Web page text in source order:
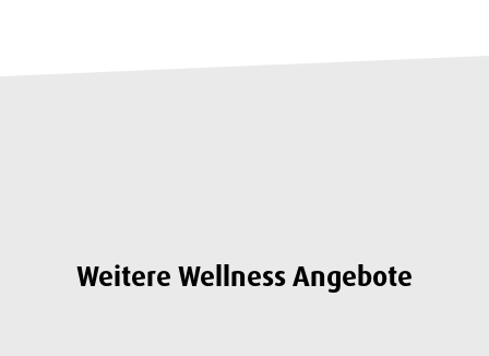
Weitere Wellness Angebote